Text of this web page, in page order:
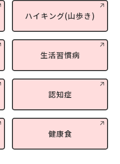
ハイキング(山歩き)
生活習慣病
認知症
健康食